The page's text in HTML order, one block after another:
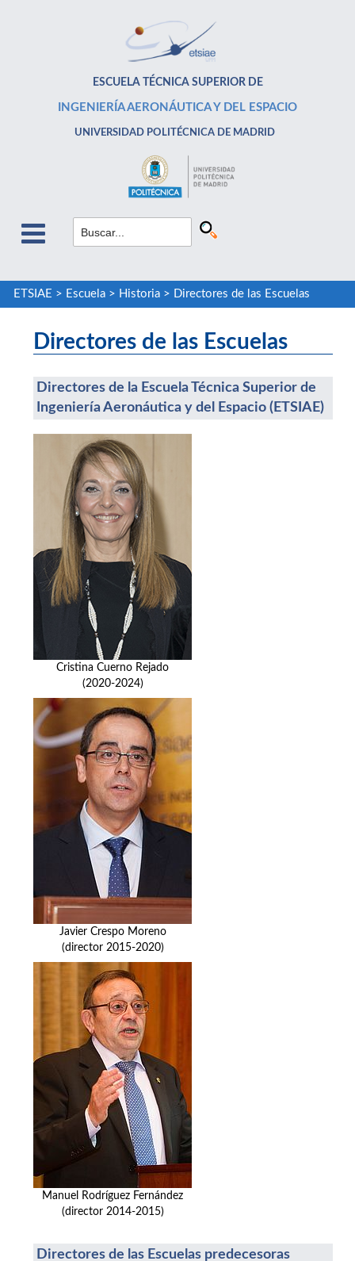
ESCUELA TÉCNICA SUPERIOR DE
INGENIERÍA AERONÁUTICA Y DEL ESPACIO
UNIVERSIDAD POLITÉCNICA DE MADRID
ETSIAE > Escuela> Historia> Directores de las Escuelas
Directores de las Escuelas
Directores de la Escuela Técnica Superior de
Ingeniería Aeronáutica y del Espacio (ETSIAE)
Cristina Cuerno Rejado
(2020-2024)
Javier Crespo Moreno
(director 2015-2020)
Manuel Rodríguez Fernández
(director 2014-2015)
Directores de las Escuelas predecesoras